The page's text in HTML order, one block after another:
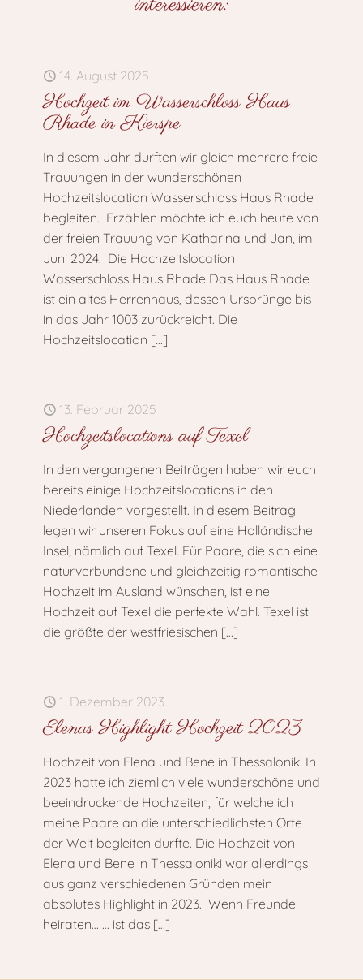
14. August 2025
Hochzeit im Wasserschloss Haus
Rhade in Kierspe
In diesem Jahr durften wir gleich mehrere freie
Trauungen in der wunderschönen
Hochzeitslocation Wasserschloss Haus Rhade
begleiten. Erzählen möchte ich euch heute von
der freien Trauung von Katharina und Jan, im
Juni 2024. Die Hochzeitslocation
Wasserschloss Haus Rhade Das Haus Rhade
ist ein altes Herrenhaus, dessen Ursprünge bis
in das Jahr 1003 zurückreicht. Die
Hochzeitslocation […]
13. Februar 2025
Hochzeitslocations auf Texel
In den vergangenen Beiträgen haben wir euch
bereits einige Hochzeitslocations in den
Niederlanden vorgestellt. In diesem Beitrag
legen wir unseren Fokus auf eine Holländische
Insel, nämlich auf Texel. Für Paare, die sich eine
naturverbundene und gleichzeitig romantische
Hochzeit im Ausland wünschen, ist eine
Hochzeit auf Texel die perfekte Wahl. Texel ist
die größte der westfriesischen […]
1. Dezember 2023
Elenas Highlight Hochzeit 2023
Hochzeit von Elena und Bene in Thessaloniki In
2023 hatte ich ziemlich viele wunderschöne und
beeindruckende Hochzeiten, für welche ich
meine Paare an die unterschiedlichsten Orte
der Welt begleiten durfte. Die Hochzeit von
Elena und Bene in Thessaloniki war allerdings
aus ganz verschiedenen Gründen mein
absolutes Highlight in 2023. Wenn Freunde
heiraten… … ist das […]